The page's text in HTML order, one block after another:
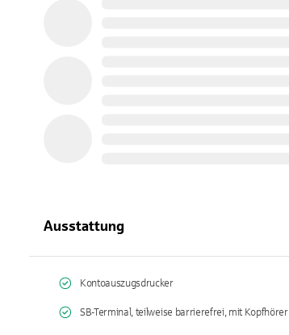
Ausstattung
Kontoauszugsdrucker
SB-Terminal, teilweise barrierefrei, mit Kopfhörer